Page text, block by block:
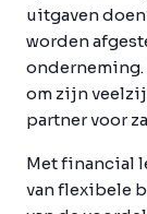
uitgaven
worden
onderneming.
om zijn
partner voor
Met financial
van flexibele